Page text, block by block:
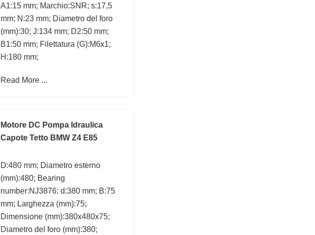
A1:15 mm; Marchio:SNR; s:17,5
mm; N:23 mm; Diametro del foro
(mm):30; J:134 mm; D2:50 mm;
B1:50 mm; Filettatura (G):M6x1;
H:180 mm;
Read More ...
Motore DC Pompa Idraulica
Capote Tetto BMW Z4 E85
D:480 mm; Diametro esterno
(mm):480; Bearing
number:NJ3876; d:380 mm; B:75
mm; Larghezza (mm):75;
Dimensione (mm):380x480x75;
Diametro del foro (mm):380;